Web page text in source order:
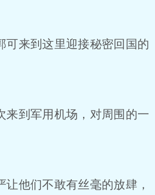
来到这里迎接秘密回国的
到军用机场，对周围的一
他们不敢有丝毫的放肆，